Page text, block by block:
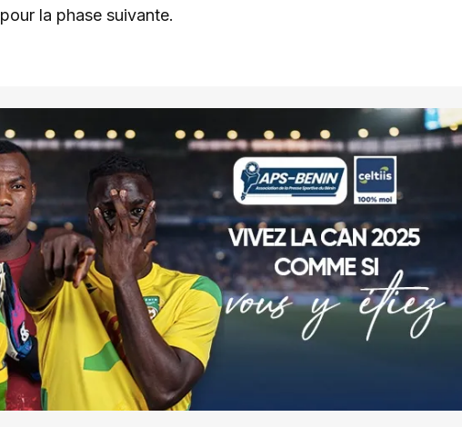
la phase suivante.